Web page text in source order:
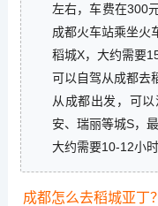
左右，车费在300
成都火车站乘坐火
稻城X，大约需要
可以自驾从成都去
从成都出发，可
安、瑞丽等城S，
大约需要10-12小
成都怎么去稻城亚丁？